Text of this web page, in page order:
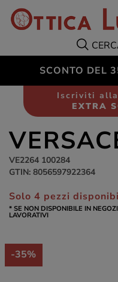
SCONTO DEL
Iscriviti
EXTRA
Occhiali
VE2264 100284
GTIN: 8056597922364
Solo 4 pezzi
* SE NON DISPONIBILE IN
LAVORATIVI
-35%